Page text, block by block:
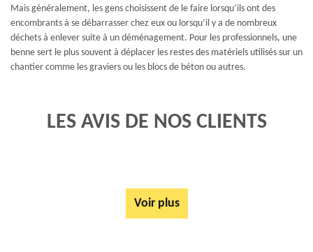
Mais généralement, les gens choisissent de le faire lorsqu’ils ont des
encombrants à se débarrasser chez eux ou lorsqu’il y a de nombreux
déchets à enlever suite à un déménagement. Pour les professionnels, une
benne sert le plus souvent à déplacer les restes des matériels utilisés sur un
chantier comme les graviers ou les blocs de béton ou autres.
LES AVIS DE NOS CLIENTS
Voir plus